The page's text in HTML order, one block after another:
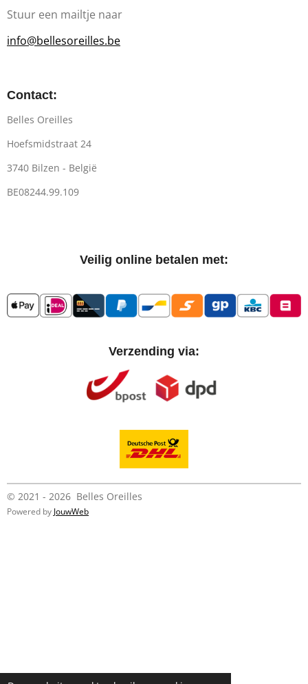
Stuur een mailtje naar
info@bellesoreilles.be
Contact:
Belles Oreilles
Hoefsmidstraat 24
3740 Bilzen - België
BE08244.99.109
Veilig online betalen met:
Verzending via:
© 2021 - 2026 Belles Oreilles
Powered by JouwWeb